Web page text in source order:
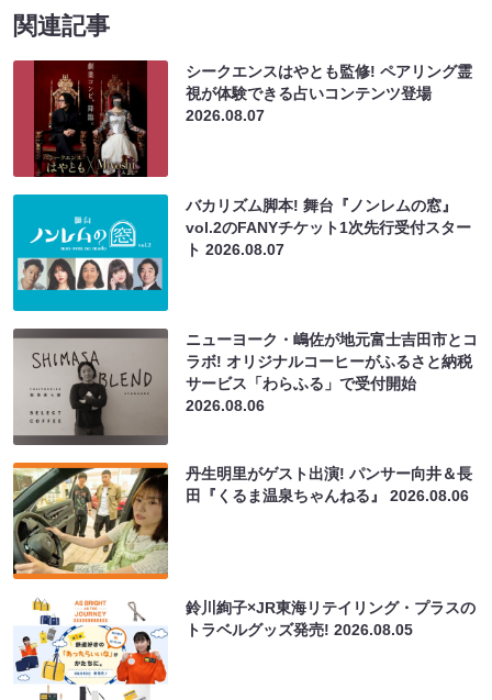
関連記事
シークエンスはやとも監修! ペアリング霊
視が体験できる占いコンテンツ登場
2026.08.07
バカリズム脚本! 舞台『ノンレムの窓』
vol.2のFANYチケット1次先行受付スター
ト2026.08.07
ニューヨーク・嶋佐が地元富士吉田市とコ
ラボ! オリジナルコーヒーがふるさと納税
サービス「わらふる」で受付開始
2026.08.06
丹生明里がゲスト出演! パンサー向井＆長
田『くるま温泉ちゃんねる』2026.08.06
鈴川絢子×JR東海リテイリング・プラスの
トラベルグッズ発売!2026.08.05